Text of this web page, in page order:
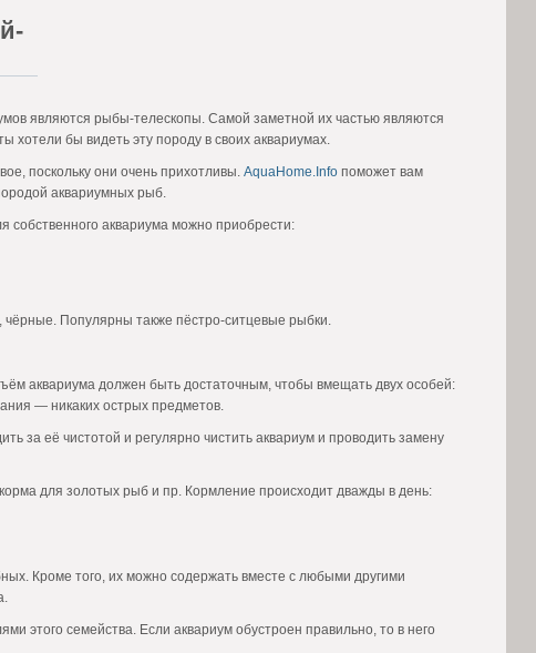
являются рыбы-телескопы. Самой заметной их частью являются
хотели бы видеть эту породу в своих аквариумах.
поскольку они очень прихотливы. AquaHome.Infoпоможет вам
аквариумных рыб.
собственного аквариума можно приобрести:
Популярны также пёстро-ситцевые рыбки.
аквариума должен быть достаточным, чтобы вмещать двух особей:
— никаких острых предметов.
за её чистотой и регулярно чистить аквариум и проводить замену
для золотых рыб и пр. Кормление происходит дважды в день:
Кроме того, их можно содержать вместе с любыми другими
этого семейства. Если аквариум обустроен правильно, то в него